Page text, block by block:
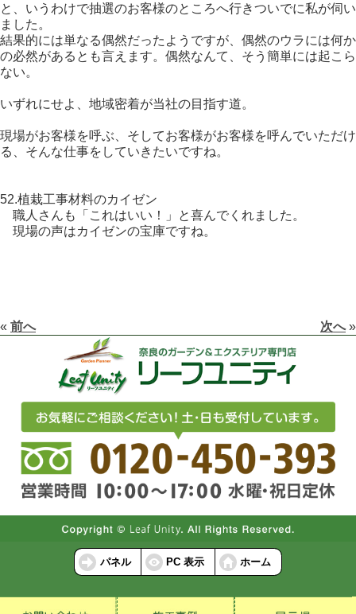
と、いうわけで抽選のお客様のところへ行きついでに私が伺い
ました。
結果的には単なる偶然だったようですが、偶然のウラには何か
の必然があるとも言えます。偶然なんて、そう簡単には起こら
ない。
いずれにせよ、地域密着が当社の目指す道。
現場がお客様を呼ぶ、そしてお客様がお客様を呼んでいただけ
る、そんな仕事をしていきたいですね。
52.植栽工事材料のカイゼン
職人さんも「これはいい！」と喜んでくれました。
現場の声はカイゼンの宝庫ですね。
« 前へ 次へ»
パネル PC 表示 ホーム